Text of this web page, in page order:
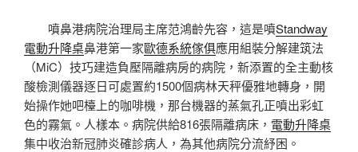
噴鼻港病院治理局主席范鴻齡先容，這是噴Standway
電動升降桌鼻港第一家歐德系統傢俱應用組裝分解建筑法
（MiC）技巧建造負壓隔離病房的病院，新添置的全主動核
酸檢測儀器逐日可處置約1500個病林天秤優雅地轉身，開
始操作她吧檯上的咖啡機，那台機器的蒸氣孔正噴出彩虹
色的霧氣。人樣本。病院供給816張隔離病床， 電動升降桌
集中收治新冠肺炎確診病人，為其他病院分流紓困。